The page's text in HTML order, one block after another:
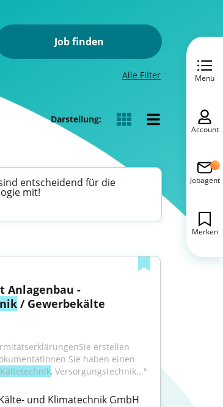
Job finden
Alle Filter
Darstellung:
entscheidend für die
mit!
Projektant Anlagenbau -
/ Gewerbekälte
erstellen
Sie haben einen
Kältetechnik, Versorgungstechnik..."
und Klimatechnik GmbH
Menü
Account
Jobagent
Merken